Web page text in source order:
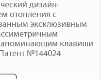
дизайн-
отопления с
эксклюзивным
клавиши
№144024